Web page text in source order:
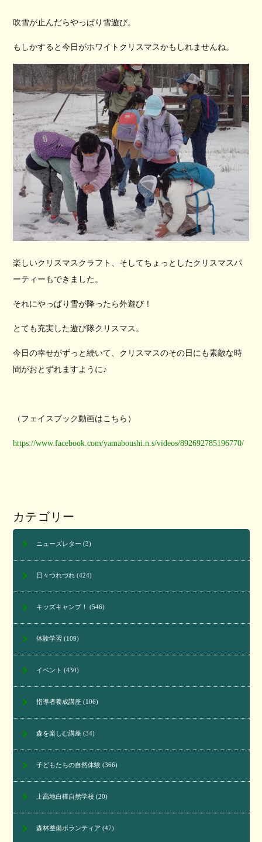
吹雪が止んだらやっぱり雪遊び。
もしかすると今日がホワイトクリスマスかもしれませんね。
楽しいクリスマスクラフト、そしてちょっとしたクリスマスパ
ーティーもできました。
それにやっぱり雪が降ったら外遊び！
とても充実した遊び隊クリスマス。
今日の幸せがずっと続いて、クリスマスのその日にも素敵な時
間がおとずれますように♪
（フェイスブック動画はこちら）
https://www.facebook.com/yamaboushi.n.s/videos/892692785196770/
カテゴリー
ニューズレター (3)
日々つれづれ(424)
キッズキャンプ！ (546)
体験学習 (109)
イベント (430)
指導者養成講座(106)
森を楽しむ講座(34)
子どもたちの自然体験(366)
上高地白樺自然学校(20)
森林整備ボランティア (47)